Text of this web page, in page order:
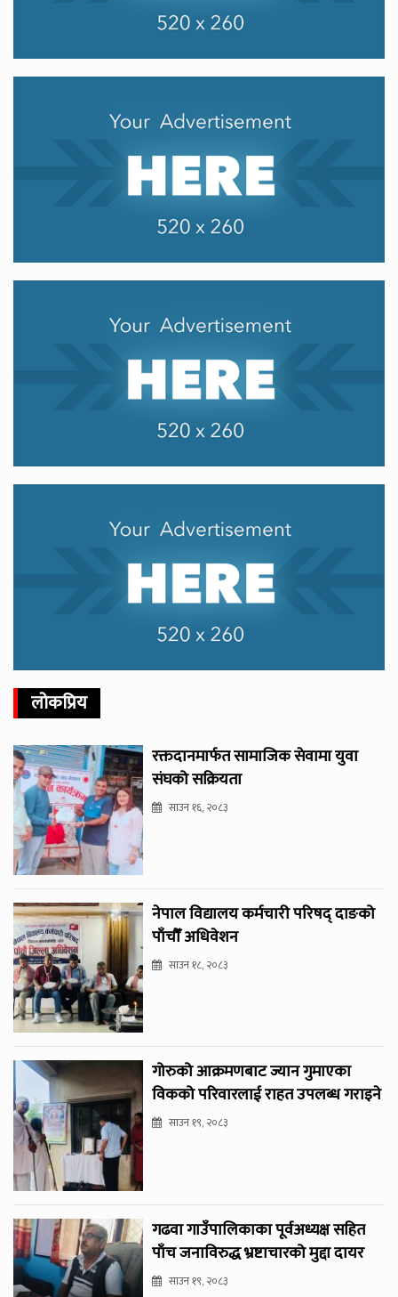
लोकप्रिय
रक्तदानमार्फत सामाजिक सेवामा युवा
संघको सक्रियता
साउन १६, २०८३
नेपाल विद्यालय कर्मचारी परिषद् दाङको
पाँचौँ अधिवेशन
साउन १८, २०८३
गोरुको आक्रमणबाट ज्यान गुमाएका
विकको परिवारलाई राहत उपलब्ध गराइने
साउन १९, २०८३
गढवा गाउँपालिकाका पूर्वअध्यक्ष सहित
पाँच जनाविरुद्ध भ्रष्टाचारको मुद्दा दायर
साउन १९, २०८३